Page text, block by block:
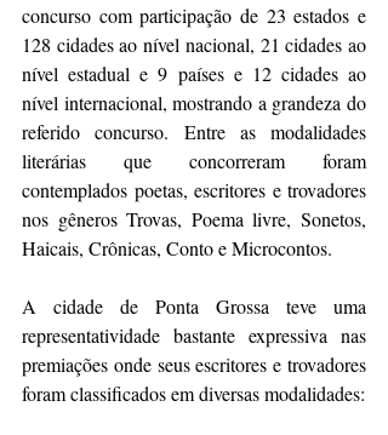
concurso com participação de 23 estados e
128 cidades ao nível nacional, 21 cidades ao
nível estadual e 9 países e 12 cidades ao
nível internacional, mostrando a grandeza do
referido concurso. Entre as modalidades
literárias que concorreram foram
contemplados poetas, escritores e trovadores
nos gêneros Trovas, Poema livre, Sonetos,
Haicais, Crônicas, Conto e Microcontos.
A cidade de Ponta Grossa teve uma
representatividade bastante expressiva nas
premiações onde seus escritores e trovadores